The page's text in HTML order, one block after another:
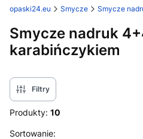
opaski24.eu Smycze Smycze
Smycze nadruk
karabińczykiem
Filtry
Produkty: 10
Lista produktów
Sortowanie: